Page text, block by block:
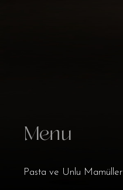
Menu
Pasta ve Unlu Mamüller